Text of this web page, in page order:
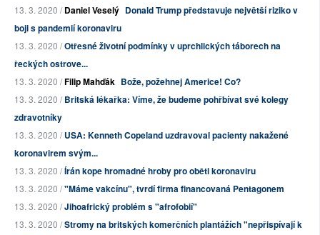
13. 3. 2020 /Daniel Veselý Donald Trump představuje největší riziko v
boji s pandemií koronaviru
13. 3. 2020 /Otřesné životní podmínky v uprchlických táborech na
řeckých ostrove...
13. 3. 2020 /Filip Mahďák Bože, požehnej Americe! Co?
13. 3. 2020 /Britská lékařka: Víme, že budeme pohřbívat své kolegy
zdravotníky
13. 3. 2020 /USA: Kenneth Copeland uzdravoval pacienty nakažené
koronavirem svým...
13. 3. 2020 /Írán kope hromadné hroby pro oběti koronaviru
13. 3. 2020 /"Máme vakcínu", tvrdí firma financovaná Pentagonem
13. 3. 2020 /Jihoafrický problém s "afrofobií"
13. 3. 2020 /Stromy na britských komerčních plantážích "nepřispívají k